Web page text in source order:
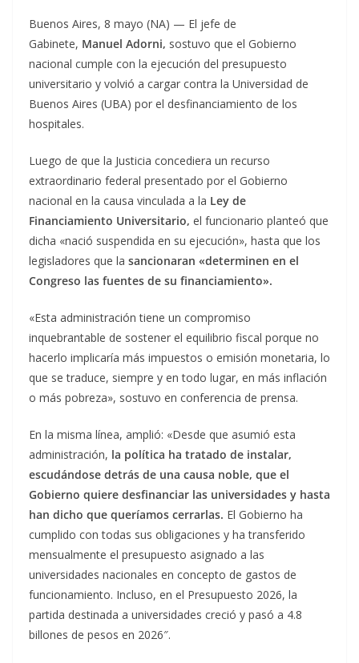
Buenos Aires, 8 mayo (NA) — El jefe de
Gabinete, Manuel Adorni, sostuvo que el Gobierno
nacional cumple con la ejecución del presupuesto
universitario y volvió a cargar contra la Universidad de
Buenos Aires (UBA) por el desfinanciamiento de los
hospitales.
Luego de que la Justicia concediera un recurso
extraordinario federal presentado por el Gobierno
nacional en la causa vinculada a la Ley de
Financiamiento Universitario, el funcionario planteó que
dicha «nació suspendida en su ejecución», hasta que los
legisladores que la sancionaran «determinen en el
Congreso las fuentes de su financiamiento».
«Esta administración tiene un compromiso
inquebrantable de sostener el equilibrio fiscal porque no
hacerlo implicaría más impuestos o emisión monetaria, lo
que se traduce, siempre y en todo lugar, en más inflación
o más pobreza», sostuvo en conferencia de prensa.
En la misma línea, amplió: «Desde que asumió esta
administración, la política ha tratado de instalar,
escudándose detrás de una causa noble, que el
Gobierno quiere desfinanciar las universidades y hasta
han dicho que queríamos cerrarlas. El Gobierno ha
cumplido con todas sus obligaciones y ha transferido
mensualmente el presupuesto asignado a las
universidades nacionales en concepto de gastos de
funcionamiento. Incluso, en el Presupuesto 2026, la
partida destinada a universidades creció y pasó a 4.8
billones de pesos en 2026″.